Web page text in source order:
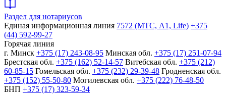
Раздел для нотариусов
Единая информационная линия 7572 (МТС, A1, Life) +375
(44) 592-99-27
Горячая линия
г. Минск +375 (17) 243-08-95 Минская обл. +375 (17) 251-07-94
Брестская обл. +375 (162) 52-14-57 Витебская обл. +375 (212)
60-85-15 Гомельская обл. +375 (232) 29-39-48 Гродненская обл.
+375 (152) 55-50-80 Могилевская обл. +375 (222) 76-48-50
БНП +375 (17) 323-59-34